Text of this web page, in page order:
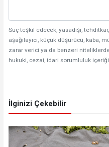
Suç teşkil edecek, yasadışı,
aşağılayıcı, küçük düşürücü, kaba,
zarar verici ya da benzeri
hukuki, cezai, idari sorumluluk
İlginizi Çekebilir